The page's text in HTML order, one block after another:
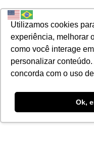
Utilizamos cookies
experiência, melhorar
como você interage
personalizar
concorda com o uso
Ok,